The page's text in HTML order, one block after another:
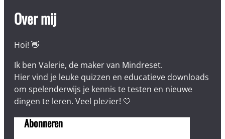
Over mij
Hoi! 👋
Ik ben Valerie, de maker van Mindreset.
Hier vind je leuke quizzen en educatieve downloads
om spelenderwijs je kennis te testen en nieuwe
dingen te leren. Veel plezier! 🤍
Abonneren